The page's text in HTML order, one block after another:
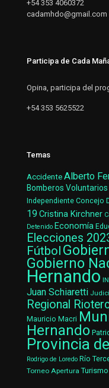
+54 353 4060372
cadamhdo@gmail.com
Participa de Cada
Opina, participa del
+54 353 5625522
Temas
AccidenteAlberto
Bomberos Voluntarios
Independiente Concejo
19 Cristina Kirchner
Detenido Economía
Elecciones
Fútbol
Gobierno
Hernando
Juan Schiaretti
Regional
Mauricio Macri
Hernando
Provincia
Rodrigo de Loredo Río
Torneo Apertura Turismo